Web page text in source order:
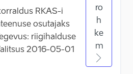
RKAS-i
osutajaks
riigihalduse
2016-05-01
ro
h
ke
m